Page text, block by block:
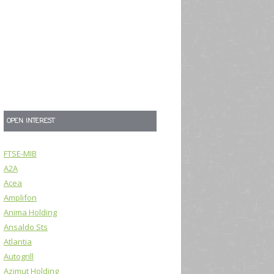
OPEN INTEREST
FTSE-MIB
A2A
Acea
Amplifon
Anima Holding
Ansaldo Sts
Atlantia
Autogrill
Azimut Holding